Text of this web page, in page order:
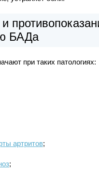
БАДа
при таких патологиях:
артритов;
;